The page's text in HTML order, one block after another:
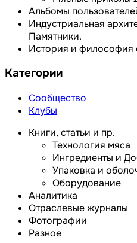
Альбомы
Индустриальная
Памятники.
История и философия
Категории
Сообщество
Клубы
Книги, статьи и пр.
Технология мяса
Ингредиенты и
Упаковка и
Оборудование
Аналитика
Отраслевые журналы
Фотографии
Разное